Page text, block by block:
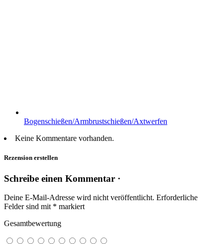
Bogenschießen/Armbrustschießen/Axtwerfen
Keine Kommentare vorhanden.
Rezension erstellen
Schreibe einen Kommentar ·
Deine E-Mail-Adresse wird nicht veröffentlicht. Erforderliche
Felder sind mit * markiert
Gesamtbewertung